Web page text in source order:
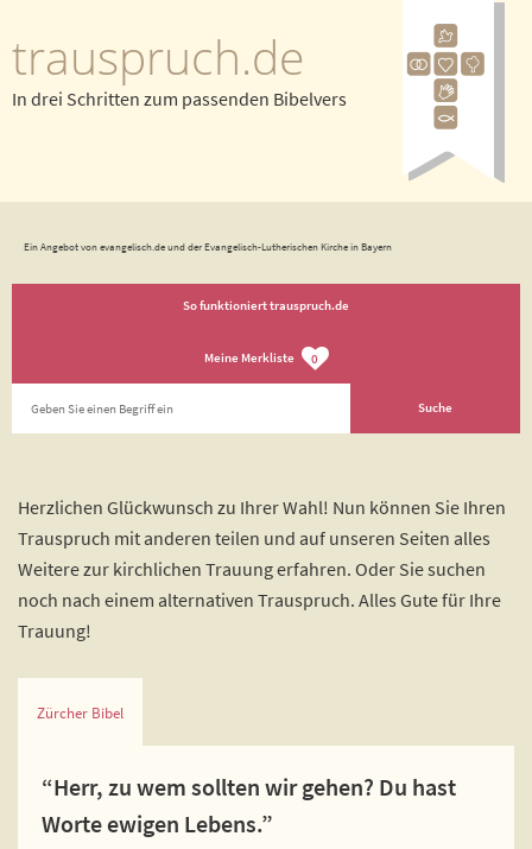
trauspruch.de
In drei Schritten zum passenden Bibelvers
Ein Angebot von evangelisch.de und der Evangelisch-Lutherischen Kirche in Bayern
So funktioniert trauspruch.de
Meine Merkliste 0
Herzlichen Glückwunsch zu Ihrer Wahl! Nun können Sie Ihren
Trauspruch mit anderen teilen und auf unseren Seiten alles
Weitere zur kirchlichen Trauung erfahren. Oder Sie suchen
noch nach einem alternativen Trauspruch. Alles Gute für Ihre
Trauung!
Zürcher Bibel
“Herr, zu wem sollten wir gehen? Du hast
Worte ewigen Lebens.”